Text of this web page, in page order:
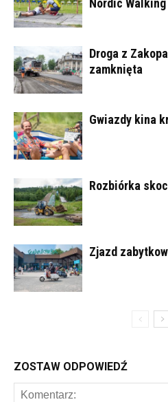
Nordic Walking
Droga z
zamknięta
Gwiazdy kina
Rozbiórka
Zjazd
ZOSTAW ODPOWIEDŹ